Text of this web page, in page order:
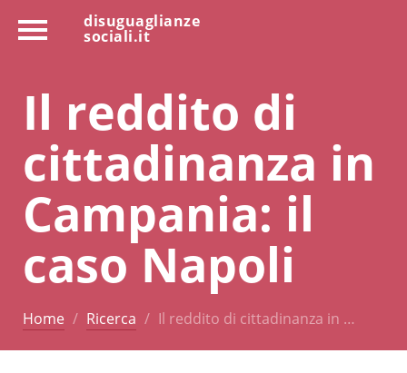
disuguaglianze
sociali.it
Il reddito di
cittadinanza in
Campania: il
caso Napoli
Home Ricerca Il reddito di cittadinanza in …